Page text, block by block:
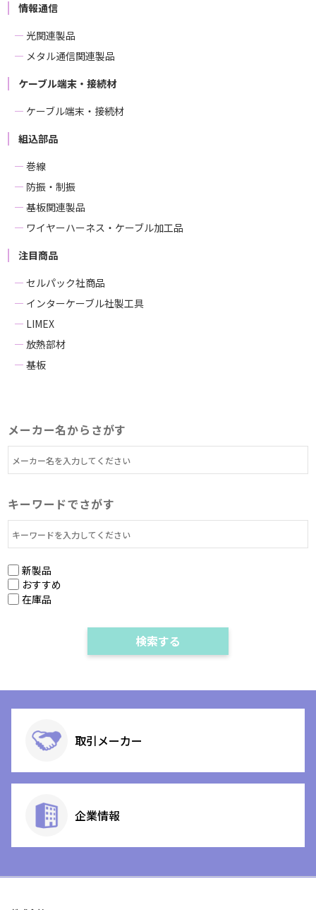
情報通信
光関連製品
メタル通信関連製品
ケーブル端末・接続材
ケーブル端末・接続材
組込部品
巻線
防振・制振
基板関連製品
ワイヤーハーネス・ケーブル加工品
注目商品
セルパック社商品
インターケーブル社製工具
LIMEX
放熱部材
基板
メーカー名からさがす
キーワードでさがす
新製品
おすすめ
在庫品
取引メーカー
企業情報